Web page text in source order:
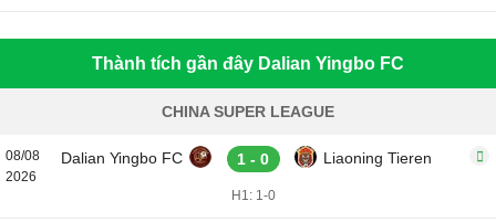
Thành tích gần đây Dalian Yingbo FC
CHINA SUPER LEAGUE
08/08
2026
Dalian Yingbo FC 1 - 0 Liaoning Tieren
H1: 1-0